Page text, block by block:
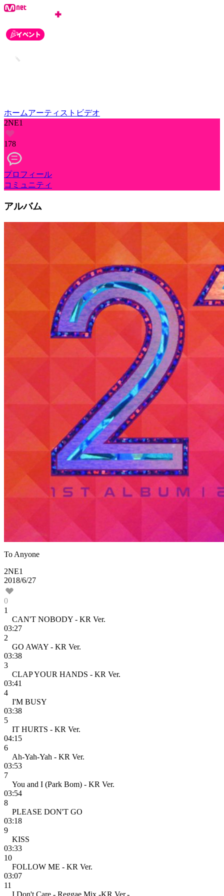
ホームアーティスト ビデオ
2NE1
178
プロフィール
コミュニティ
アルバム
To Anyone
2NE1
2018/6/27
0
1
CAN'T NOBODY - KR Ver.
03:27
2
GO AWAY - KR Ver.
03:38
3
CLAP YOUR HANDS - KR Ver.
03:41
4
I'M BUSY
03:38
5
IT HURTS - KR Ver.
04:15
6
Ah-Yah-Yah - KR Ver.
03:53
7
You and I (Park Bom) - KR Ver.
03:54
8
PLEASE DON'T GO
03:18
9
KISS
03:33
10
FOLLOW ME - KR Ver.
03:07
11